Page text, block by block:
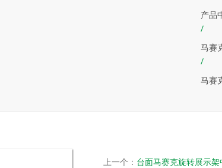
产品
/
马赛
/
马赛
上一个： 台面马赛克旋转展示